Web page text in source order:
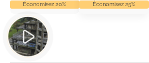
Économisez 20% Économisez 25%